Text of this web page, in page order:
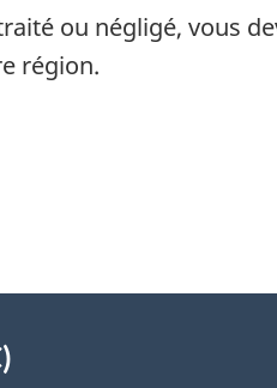
ou négligé, vous
région.